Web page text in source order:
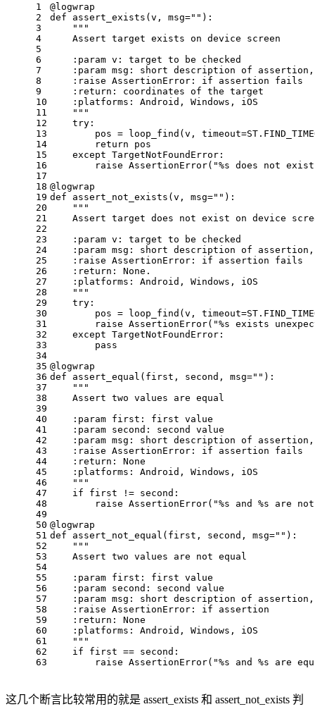
1
2
3
4
5
6
7
8
9
10
11
12
13
14
15
16
17
18
19
20
21
22
23
24
25
26
27
28
29
30
31
32
33
34
35
36
37
38
39
40
41
42
43
44
45
46
47
48
49
50
51
52
53
54
55
56
57
58
59
60
61
62
63
@logwrap
def assert_exists(v, msg="" ):
"" "
    Assert target exists on device screen
    :param
v : target to be checked
    :param
msg : short description of
    :raise
AssertionError : if assertion fails
    :
return : coordinates of the target
    :
platforms : Android, Windows, iOS
"" "
try :
pos = loop_find(v,
        return pos
    except
TargetNotFoundError :
        raise AssertionError(
"%s does not
@logwrap
def assert_not_exists(v, msg="" ):
"" "
Assert target does not exist on device
    :param
v : target to be checked
    :param
msg : short description of
    :raise
AssertionError : if assertion fails
    :
return : None.
    :
platforms : Android, Windows, iOS
"" "
try :
pos = loop_find(v,
        raise AssertionError(
"%s exists
    except
TargetNotFoundError :
        pass
@logwrap
def assert_equal(first, second, msg="" ):
"" "
    Assert two values are equal
    :param
first : first value
    :param
second : second value
    :param
msg : short description of
    :raise
AssertionError : if assertion fails
    :
return : None
    :
platforms : Android, Windows, iOS
"" "
    if first !=
second :
        raise AssertionError(
"%s and %s are
@logwrap
def assert_not_equal(first, second, msg="" ):
"" "
    Assert two values are not equal
    :param
first : first value
    :param
second : second value
    :param
msg : short description of
    :raise
AssertionError : if assertion
    :
return : None
    :
platforms : Android, Windows, iOS
"" "
    if first ==
second :
        raise AssertionError(
"%s and %s are
这几个断言比较常用的就是 assert_exists 和 assert_not_exists 判